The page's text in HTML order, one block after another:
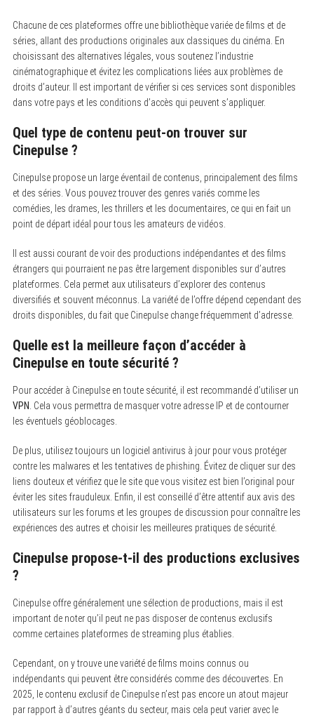
Chacune de ces plateformes offre une bibliothèque variée de films et de
séries, allant des productions originales aux classiques du cinéma. En
choisissant des alternatives légales, vous soutenez l’industrie
cinématographique et évitez les complications liées aux problèmes de
droits d’auteur. Il est important de vérifier si ces services sont disponibles
dans votre pays et les conditions d’accès qui peuvent s’appliquer.
Quel type de contenu peut-on trouver sur
Cinepulse ?
Cinepulse propose un large éventail de contenus, principalement des films
et des séries. Vous pouvez trouver des genres variés comme les
comédies, les drames, les thrillers et les documentaires, ce qui en fait un
point de départ idéal pour tous les amateurs de vidéos.
Il est aussi courant de voir des productions indépendantes et des films
étrangers qui pourraient ne pas être largement disponibles sur d’autres
plateformes. Cela permet aux utilisateurs d’explorer des contenus
diversifiés et souvent méconnus. La variété de l’offre dépend cependant des
droits disponibles, du fait que Cinepulse change fréquemment d’adresse.
Quelle est la meilleure façon d’accéder à
Cinepulse en toute sécurité ?
Pour accéder à Cinepulse en toute sécurité, il est recommandé d’utiliser un
VPN . Cela vous permettra de masquer votre adresse IP et de contourner
les éventuels géoblocages.
De plus, utilisez toujours un logiciel antivirus à jour pour vous protéger
contre les malwares et les tentatives de phishing. Évitez de cliquer sur des
liens douteux et vérifiez que le site que vous visitez est bien l’original pour
éviter les sites frauduleux. Enfin, il est conseillé d’être attentif aux avis des
utilisateurs sur les forums et les groupes de discussion pour connaître les
expériences des autres et choisir les meilleures pratiques de sécurité.
Cinepulse propose-t-il des productions exclusives
?
Cinepulse offre généralement une sélection de productions, mais il est
important de noter qu’il peut ne pas disposer de contenus exclusifs
comme certaines plateformes de streaming plus établies.
Cependant, on y trouve une variété de films moins connus ou
indépendants qui peuvent être considérés comme des découvertes. En
2025, le contenu exclusif de Cinepulse n’est pas encore un atout majeur
par rapport à d’autres géants du secteur, mais cela peut varier avec le